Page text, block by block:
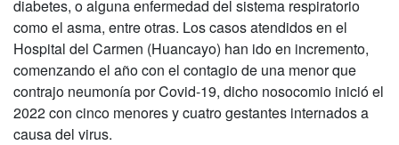
diabetes, o alguna enfermedad del sistema respiratorio
como el asma, entre otras. Los casos atendidos en el
Hospital del Carmen (Huancayo) han ido en incremento,
comenzando el año con el contagio de una menor que
contrajo neumonía por Covid-19, dicho nosocomio inició el
2022 con cinco menores y cuatro gestantes internados a
causa del virus.